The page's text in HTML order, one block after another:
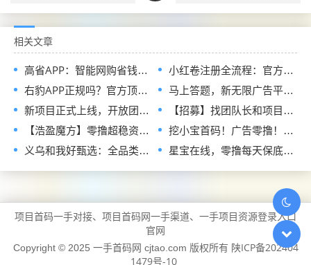
相关文章
高省APP：智能网购省钱与创收新选择，零门槛解锁双重收益官码
小红卷注册全流程：官方指定邀请码，现在加入即可申请开通顶级代理V5权限
右豹APP正规吗？官方顶配邀请码是多少？短剧小说漫剧网盘推广副业怎么做
马上答题，新无限广告平台全网首发，官方一手直招顶级代理，待遇拉满
新项目正式上线，开放团队长入驻通道，首批扶持政策全面释放
【招募】找团队长和项目方，发单接单一起搞钱
【浩盈魔方】零撸超稳资深平台！看高质量广告赚！收益高！良心推荐
挖小宝首码！广告零撸！对接实力团长待遇顶级！
义乌和我好甄选：全品类链爆商城正式招募兼职诺干名！免费领产品！
星宝在线，零撸每天保底收益不养机
项目首码一手对接、项目首码网一手渠道、一手项目资源登录入口
官网
Copyright © 2025 一手首码网 cjtao.com 版权所有 陕ICP备202404
1479号-10